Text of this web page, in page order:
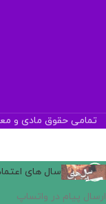
تمامی حقوق مادی و
سال های
ارسال پیام در واتساپ